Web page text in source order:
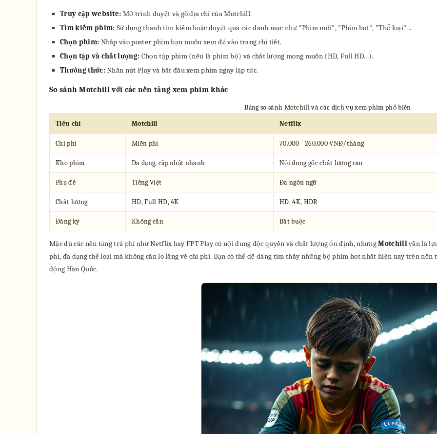
Truy cập website: Mở trình duyệt và gõ địa chỉ của Motchill.
Tìm kiếm phim: Sử dụng thanh tìm kiếm hoặc duyệt qua các danh mục như "Phim mới", "Phim hot", "Thể loại"...
Chọn phim: Nhấp vào poster phim bạn muốn xem để vào trang chi tiết.
Chọn tập và chất lượng: Chọn tập phim (nếu là phim bộ) và chất lượng mong muốn (HD, Full HD...).
Thưởng thức:Nhấn nút Play và bắt đầu xem phim ngay lập tức.
So sánh Motchill với các nền tảng xem phim khác
Bảng so sánh Motchill và các dịch vụ xem phim phổ biến
Tiêu chí
Motchill Netflix
Chi phí Miễn phí 70.000 - 260.000 VNĐ/tháng
Kho phim Đa dạng, cập nhật nhanh Nội dung gốc chất lượng cao
Phụ đề Tiếng Việt Đa ngôn ngữ
Chất lượng HD, Full HD, 4K HD, 4K, HDR
Đăng ký Không cần Bắt buộc
Mặc dù các nền tảng trả phí như Netflix hay FPT Play có nội dung độc quyền và chất lượng ổn định, nhưngMotchillvẫn là
phí, đa dạng thể loại mà không cần lo lắng về chi phí. Bạn có thể dễ dàng tìm thấy những bộ phim hot nhất hiện nay trên
động Hàn Quốc.